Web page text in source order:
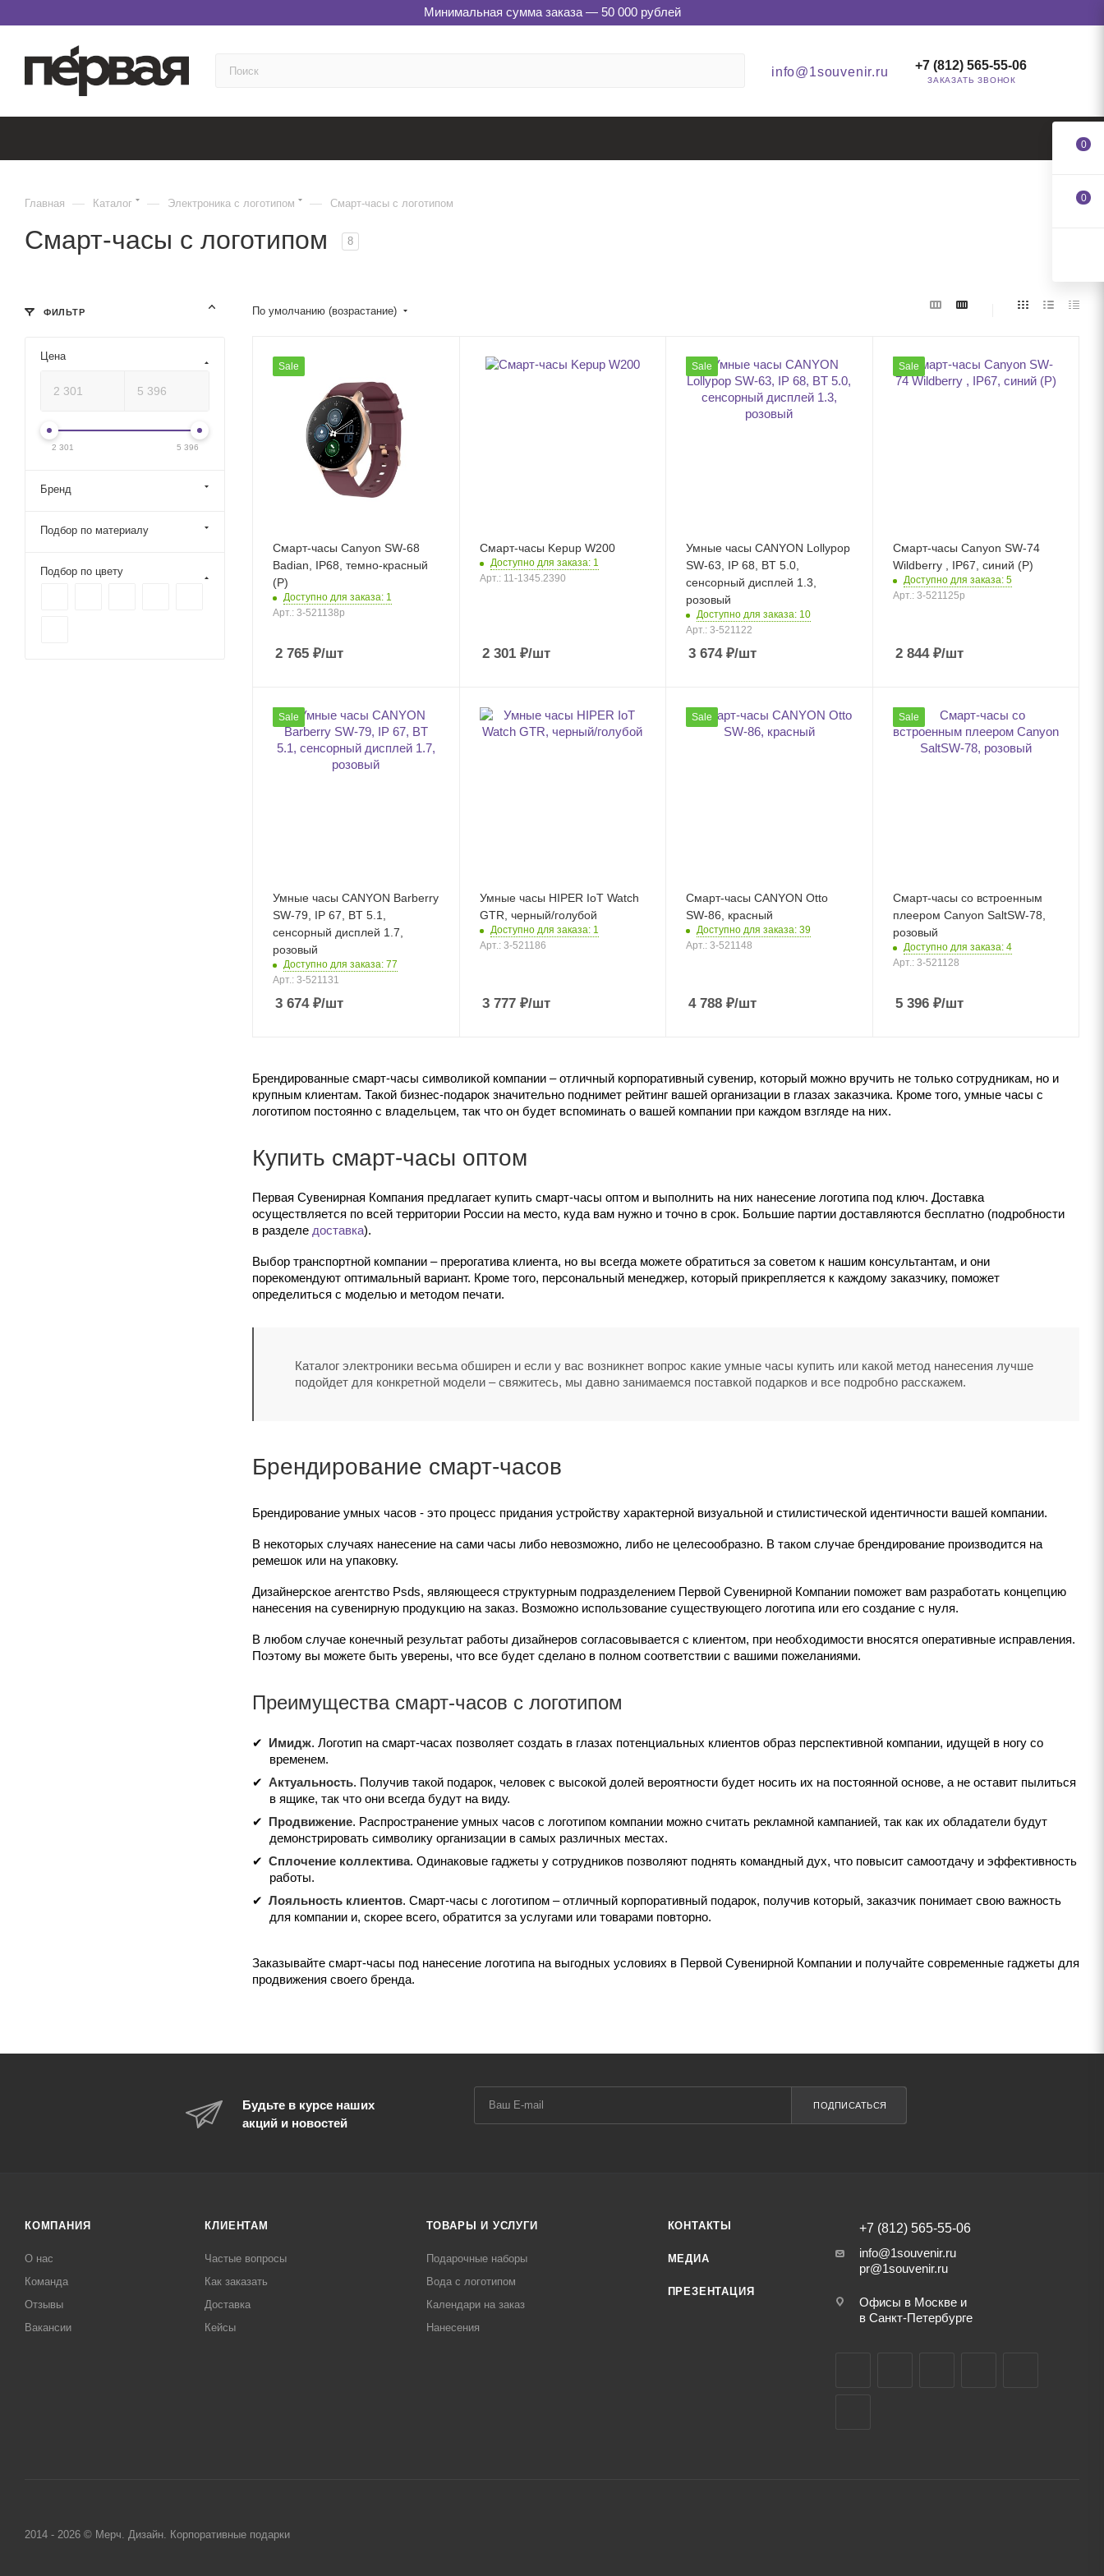
Минимальная сумма заказа — 50 000 рублей
info@1souvenir.ru +7 (812) 565-55-06
ЗАКАЗАТЬ ЗВОНОК
Главная — Каталог — Электроника с логотипом — Смарт-часы с логотипом
Смарт-часы с логотипом 8
По умолчанию (возрастание)
Sale
Смарт-часы Canyon SW-68
Badian, IP68, темно-красный
(Р)
Доступно для заказа: 1
Арт.: 3-521138p
2 765 ₽/шт
Смарт-часы Kepup W200
Доступно для заказа: 1
Арт.: 11-1345.2390
2 301₽/шт
Sale
Умные часы CANYON Lollypop
SW-63, IP 68, BT 5.0,
сенсорный дисплей 1.3,
розовый
Доступно для заказа: 10
Арт.: 3-521122
3 674₽/шт
Sale
Смарт-часы Canyon SW-74
Wildberry , IP67, синий (Р)
Доступно для заказа: 5
Арт.: 3-521125p
2 844₽/шт
Sale
Умные часы CANYON Barberry
SW-79, IP 67, BT 5.1,
сенсорный дисплей 1.7,
розовый
Доступно для заказа: 77
Арт.: 3-521131
3 674₽/шт
Умные часы HIPER IoT Watch
GTR, черный/голубой
Доступно для заказа: 1
Арт.: 3-521186
3 777₽/шт
Sale
Смарт-часы CANYON Otto
SW-86, красный
Доступно для заказа: 39
Арт.: 3-521148
4 788 ₽/шт
Sale
Смарт-часы со встроенным
плеером Canyon SaltSW-78,
розовый
Доступно для заказа: 4
Арт.: 3-521128
5 396₽/шт
Брендированные смарт-часы символикой компании – отличный корпоративный сувенир, который можно вручить не только сотрудникам, но и
крупным клиентам. Такой бизнес-подарок значительно поднимет рейтинг вашей организации в глазах заказчика. Кроме того, умные часы с
логотипом постоянно с владельцем, так что он будет вспоминать о вашей компании при каждом взгляде на них.
Купить смарт-часы оптом
Первая Сувенирная Компания предлагает купить смарт-часы оптом и выполнить на них нанесение логотипа под ключ. Доставка
осуществляется по всей территории России на место, куда вам нужно и точно в срок. Большие партии доставляются бесплатно (подробности
в разделе доставка).
Выбор транспортной компании – прерогатива клиента, но вы всегда можете обратиться за советом к нашим консультантам, и они
порекомендуют оптимальный вариант. Кроме того, персональный менеджер, который прикрепляется к каждому заказчику, поможет
определиться с моделью и методом печати.
Каталог электроники весьма обширен и если у вас возникнет вопрос какие умные часы купить или какой метод нанесения лучше
подойдет для конкретной модели – свяжитесь, мы давно занимаемся поставкой подарков и все подробно расскажем.
Брендирование смарт-часов
Брендирование умных часов - это процесс придания устройству характерной визуальной и стилистической идентичности вашей компании.
В некоторых случаях нанесение на сами часы либо невозможно, либо не целесообразно. В таком случае брендирование производится на
ремешок или на упаковку.
Дизайнерское агентство Psds, являющееся структурным подразделением Первой Сувенирной Компании поможет вам разработать концепцию
нанесения на сувенирную продукцию на заказ. Возможно использование существующего логотипа или его создание с нуля.
В любом случае конечный результат работы дизайнеров согласовывается с клиентом, при необходимости вносятся оперативные исправления.
Поэтому вы можете быть уверены, что все будет сделано в полном соответствии с вашими пожеланиями.
Преимущества смарт-часов с логотипом
Имидж. Логотип на смарт-часах позволяет создать в глазах потенциальных клиентов образ перспективной компании, идущей в ногу со
временем.
Актуальность. Получив такой подарок, человек с высокой долей вероятности будет носить их на постоянной основе, а не оставит пылиться
в ящике, так что они всегда будут на виду.
Продвижение. Распространение умных часов с логотипом компании можно считать рекламной кампанией, так как их обладатели будут
демонстрировать символику организации в самых различных местах.
Сплочение коллектива. Одинаковые гаджеты у сотрудников позволяют поднять командный дух, что повысит самоотдачу и эффективность
работы.
Лояльность клиентов. Смарт-часы с логотипом – отличный корпоративный подарок, получив который, заказчик понимает свою важность
для компании и, скорее всего, обратится за услугами или товарами повторно.
Заказывайте смарт-часы под нанесение логотипа на выгодных условиях в Первой Сувенирной Компании и получайте современные гаджеты для
продвижения своего бренда.
ФИЛЬТР
Цена
2 301 5 396
Бренд
Подбор по материалу
Подбор по цвету
Будьте в курсе наших
акций и новостей
ПОДПИСАТЬСЯ
КОМПАНИЯ
О нас
Команда
Отзывы
Вакансии
КЛИЕНТАМ
Частые вопросы
Как заказать
Доставка
Кейсы
ТОВАРЫ И УСЛУГИ
Подарочные наборы
Вода с логотипом
Календари на заказ
Нанесения
КОНТАКТЫ
МЕДИА
ПРЕЗЕНТАЦИЯ
+7 (812) 565-55-06
info@1souvenir.ru
pr@1souvenir.ru
Офисы в Москве и
в Санкт-Петербурге
2014 - 2026 © Мерч. Дизайн. Корпоративные подарки
0
0